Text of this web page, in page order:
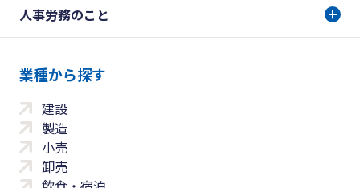
人事労務のこと
業種から探す
建設
製造
小売
卸売